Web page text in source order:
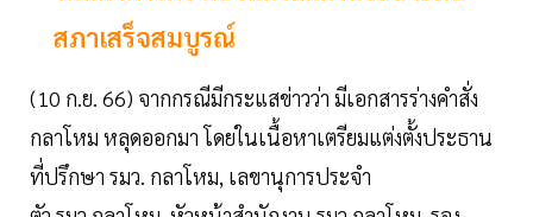
สภาเสร็จสมบูรณ์
(10 ก.ย. 66) จากกรณีมีกระแสข่าวว่า มีเอกสารร่างคำสั่ง
กลาโหม หลุดออกมา โดยในเนื้อหาเตรียมแต่งตั้งประธาน
ที่ปรึกษา รมว. กลาโหม, เลขานุการประจำ